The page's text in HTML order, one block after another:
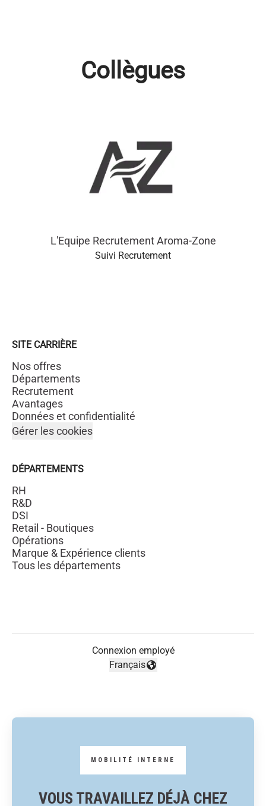
Collègues
L'Equipe Recrutement Aroma-Zone
Suivi Recrutement
SITE CARRIÈRE
Nos offres
Départements
Recrutement
Avantages
Données et confidentialité
Gérer les cookies
DÉPARTEMENTS
RH
R&D
DSI
Retail - Boutiques
Opérations
Marque & Expérience clients
Tous les départements
Connexion employé
Changer la langue
Français
VOUS TRAVAILLEZ DÉJÀ CHEZ